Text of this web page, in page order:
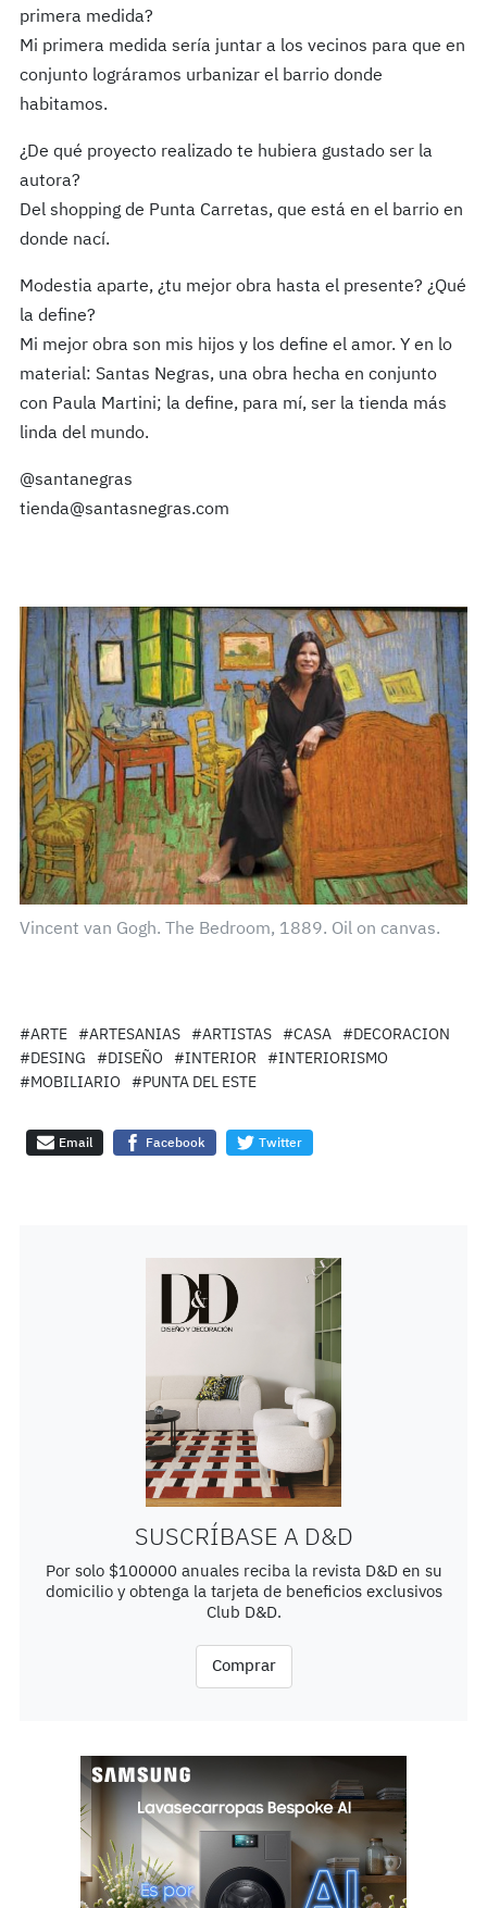
primera medida?
Mi primera medida sería juntar a los vecinos para que en
conjunto lográramos urbanizar el barrio donde
habitamos.
¿De qué proyecto realizado te hubiera gustado ser la
autora?
Del shopping de Punta Carretas, que está en el barrio en
donde nací.
Modestia aparte, ¿tu mejor obra hasta el presente? ¿Qué
la define?
Mi mejor obra son mis hijos y los define el amor. Y en lo
material: Santas Negras, una obra hecha en conjunto
con Paula Martini; la define, para mí, ser la tienda más
linda del mundo.
@santanegras
tienda@santasnegras.com
Vincent van Gogh. The Bedroom, 1889. Oil on canvas.
#ARTE #ARTESANIAS #ARTISTAS #CASA
#DECORACION
#DESING
#DISEÑO #INTERIOR
#INTERIORISMO
#MOBILIARIO
#PUNTA DEL ESTE
Email Facebook Twitter
SUSCRÍBASE A D&D
Por solo $100000 anuales reciba la revista D&D en su
domicilio y obtenga la tarjeta de beneficios exclusivos
Club D&D.
Comprar